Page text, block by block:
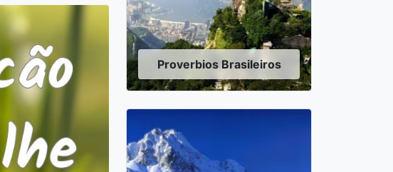
Proverbios Brasileiros